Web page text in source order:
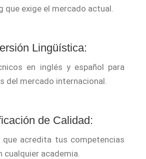
que exige el mercado actual.
Lingüística:
en inglés y español para
del mercado internacional.
de Calidad:
que acredita tus competencias
cualquier academia.